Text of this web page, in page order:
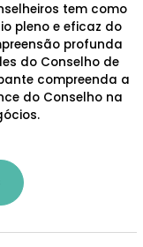
tem como
pleno e eficaz do
profunda
do Conselho de
compreenda a
do Conselho na